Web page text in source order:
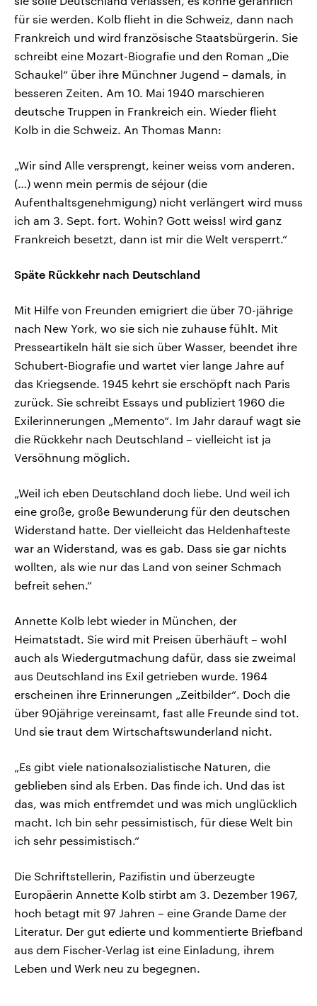
für sie werden. Kolb flieht in die Schweiz, dann nach
Frankreich und wird französische Staatsbürgerin. Sie
schreibt eine Mozart-Biografie und den Roman „Die
Schaukel“ über ihre Münchner Jugend – damals, in
besseren Zeiten. Am 10. Mai 1940 marschieren
deutsche Truppen in Frankreich ein. Wieder flieht
Kolb in die Schweiz. An Thomas Mann:
„Wir sind Alle versprengt, keiner weiss vom anderen.
(…) wenn mein permis de séjour (die
Aufenthaltsgenehmigung) nicht verlängert wird muss
ich am 3. Sept. fort. Wohin? Gott weiss! wird ganz
Frankreich besetzt, dann ist mir die Welt versperrt.“
Späte Rückkehr nach Deutschland
Mit Hilfe von Freunden emigriert die über 70-jährige
nach New York, wo sie sich nie zuhause fühlt. Mit
Presseartikeln hält sie sich über Wasser, beendet ihre
Schubert-Biografie und wartet vier lange Jahre auf
das Kriegsende. 1945 kehrt sie erschöpft nach Paris
zurück. Sie schreibt Essays und publiziert 1960 die
Exilerinnerungen „Memento“. Im Jahr darauf wagt sie
die Rückkehr nach Deutschland – vielleicht ist ja
Versöhnung möglich.
„Weil ich eben Deutschland doch liebe. Und weil ich
eine große, große Bewunderung für den deutschen
Widerstand hatte. Der vielleicht das Heldenhafteste
war an Widerstand, was es gab. Dass sie gar nichts
wollten, als wie nur das Land von seiner Schmach
befreit sehen.“
Annette Kolb lebt wieder in München, der
Heimatstadt. Sie wird mit Preisen überhäuft – wohl
auch als Wiedergutmachung dafür, dass sie zweimal
aus Deutschland ins Exil getrieben wurde. 1964
erscheinen ihre Erinnerungen „Zeitbilder“. Doch die
über 90jährige vereinsamt, fast alle Freunde sind tot.
Und sie traut dem Wirtschaftswunderland nicht.
„Es gibt viele nationalsozialistische Naturen, die
geblieben sind als Erben. Das finde ich. Und das ist
das, was mich entfremdet und was mich unglücklich
macht. Ich bin sehr pessimistisch, für diese Welt bin
ich sehr pessimistisch.“
Die Schriftstellerin, Pazifistin und überzeugte
Europäerin Annette Kolb stirbt am 3. Dezember 1967,
hoch betagt mit 97 Jahren – eine Grande Dame der
Literatur. Der gut edierte und kommentierte Briefband
aus dem Fischer-Verlag ist eine Einladung, ihrem
Leben und Werk neu zu begegnen.